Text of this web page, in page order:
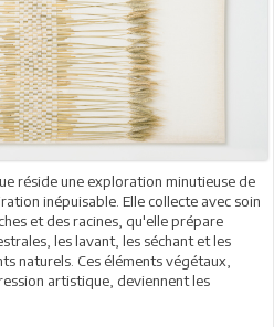
réside une exploration minutieuse de
inépuisable. Elle collecte avec soin
et des racines, qu'elle prépare
les lavant, les séchant et les
naturels. Ces éléments végétaux,
artistique, deviennent les